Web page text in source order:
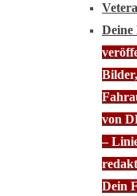
Deine
von
–
Dein